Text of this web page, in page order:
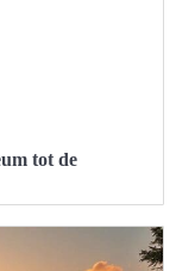
tot de